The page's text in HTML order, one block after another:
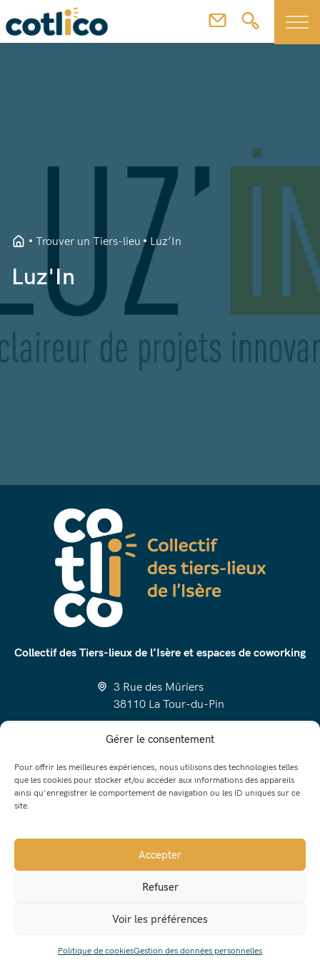
Gérer le consentement
Pour offrir les meilleures expériences, nous utilisons des technologies telles
que les cookies pour stocker et/ou accéder aux informations des appareils
ainsi qu'enregistrer le comportement de navigation ou les ID uniques sur ce
site.
Accepter
Refuser
Voir les préférences
Politique de cookiesGestion des données personnelles
Luz'In
Trouver un Tiers-lieu Luz’In
Collectif des Tiers-lieux de l’Isère et espaces de coworking
3 Rue des Mûriers
38110 La Tour-du-Pin
J’ai un projet de Tiers-lieu
Tout savoir sur les Tiers-lieux